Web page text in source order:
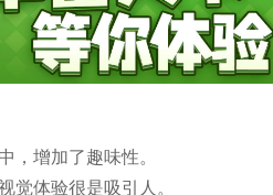
，增加了趣味性。
觉体验很是吸引人。